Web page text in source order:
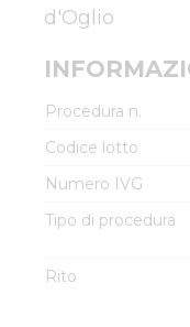
Procedura n.
Codice lotto
Numero IVG
Tipo di procedura
Rito